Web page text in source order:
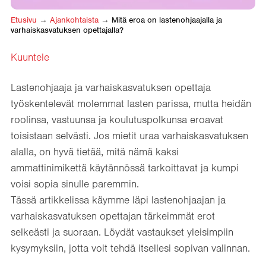
Etusivu → Ajankohtaista → Mitä eroa on lastenohjaajalla ja
varhaiskasvatuksen opettajalla?
Kuuntele
Lastenohjaaja ja varhaiskasvatuksen opettaja
työskentelevät molemmat lasten parissa, mutta heidän
roolinsa, vastuunsa ja koulutuspolkunsa eroavat
toisistaan selvästi. Jos mietit uraa varhaiskasvatuksen
alalla, on hyvä tietää, mitä nämä kaksi
ammattinimikettä käytännössä tarkoittavat ja kumpi
voisi sopia sinulle paremmin.
Tässä artikkelissa käymme läpi lastenohjaajan ja
varhaiskasvatuksen opettajan tärkeimmät erot
selkeästi ja suoraan. Löydät vastaukset yleisimpiin
kysymyksiin, jotta voit tehdä itsellesi sopivan valinnan.